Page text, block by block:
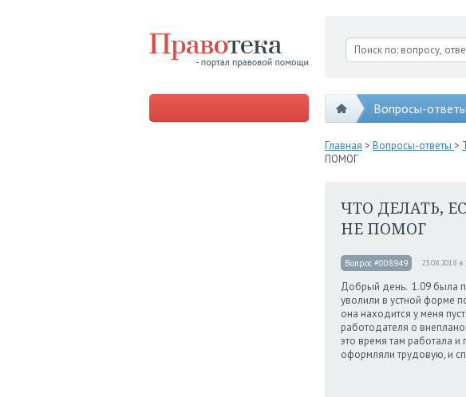
Вопросы-ответы
Главная > Вопросы-ответы >
ПОМОГ
ЧТО ДЕЛАТЬ,
НЕ ПОМОГ
Вопрос #008949 23.08.2018 в
Добрый день. 1.09 была
уволили в устной форме
она находится у меня
работодателя о
это время там работала и
оформляли трудовую, и